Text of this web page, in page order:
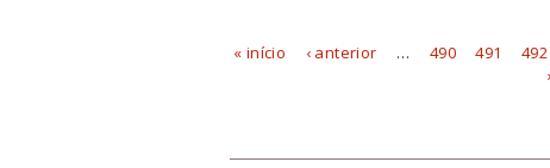
Páginas
« início ‹ anterior … 490 491 492
›